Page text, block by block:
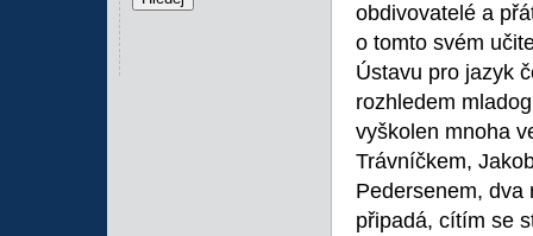
obdivovatelé a
o tomto svém
Ústavu pro jazyk
rozhledem
vyškolen mnoha
Trávníčkem,
Pedersenem, dva
připadá, cítím se